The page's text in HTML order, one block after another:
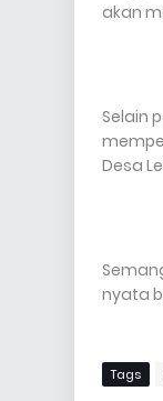
akan
Selain
Desa
nyata
Tags